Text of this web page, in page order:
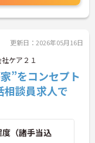
更新日：2026年05月16日
ケア２１
”をコンセプト
相談員求人で
度（諸手当込